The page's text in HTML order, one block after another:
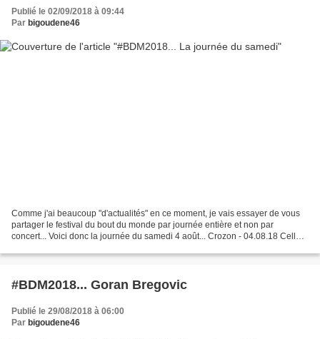
Publié le 02/09/2018 à 09:44
Par bigoudene46
Comme j'ai beaucoup "d'actualités" en ce moment, je vais essayer de vous
partager le festival du bout du monde par journée entière et non par
concert... Voici donc la journée du samedi 4 août... Crozon - 04.08.18 Celle-
#BDM2018... Goran Bregovic
Publié le 29/08/2018 à 06:00
Par bigoudene46